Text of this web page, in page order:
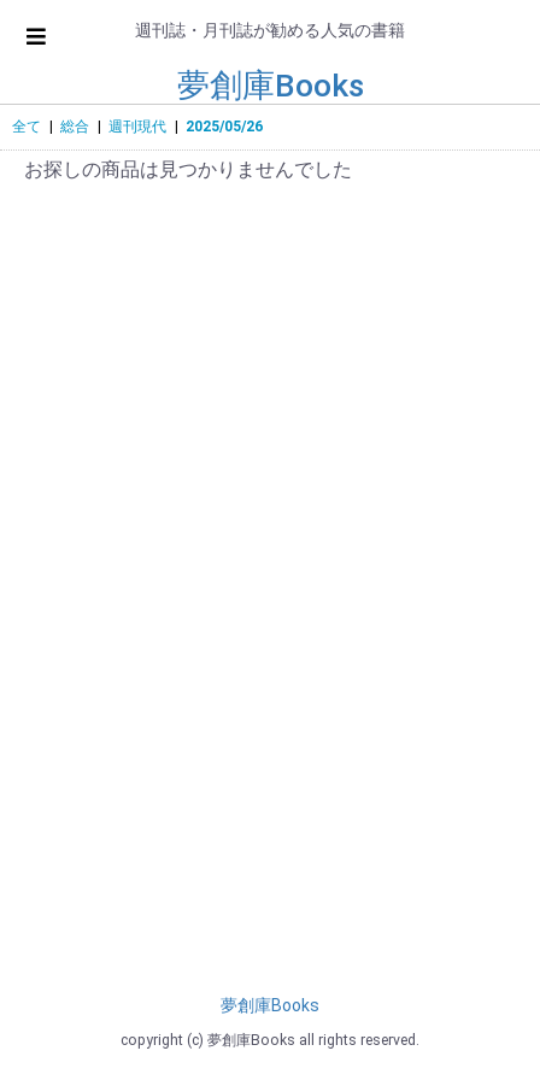
週刊誌・月刊誌が勧める人気の書籍
夢創庫Books
全て 総合 週刊現代 2025/05/26
お探しの商品は見つかりませんでした
夢創庫Books
copyright (c) 夢創庫Books all rights reserved.